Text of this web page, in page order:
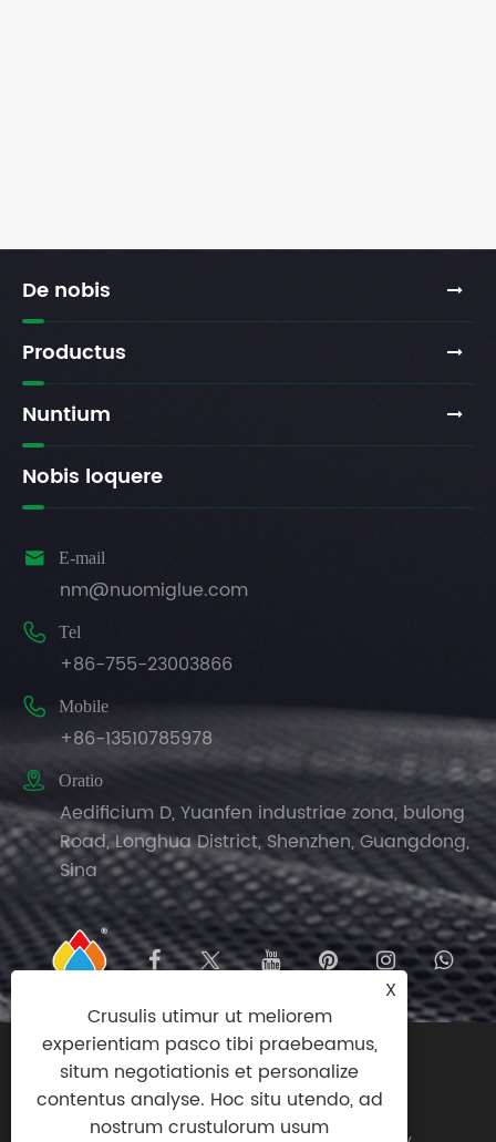
De nobis
Productus
Nuntium
Nobis loquere
 E-mail
nm@nuomiglue.com
 Tel
+86-755-23003866
 Mobile
+86-13510785978
 Oratio
Aedificium D, Yuanfen industriae zona, bulong
Road, Longhua District, Shenzhen, Guangdong,
Sina
Copyright © MMXXV Nuomi Chemical
(Shenzhen) Co., Ltd All Rights Reserved.
X
Crusulis utimur ut meliorem
experientiam pasco tibi praebeamus,
situm negotiationis et personalize
contentus analyse. Hoc situ utendo, ad
nostrum crustulorum usum